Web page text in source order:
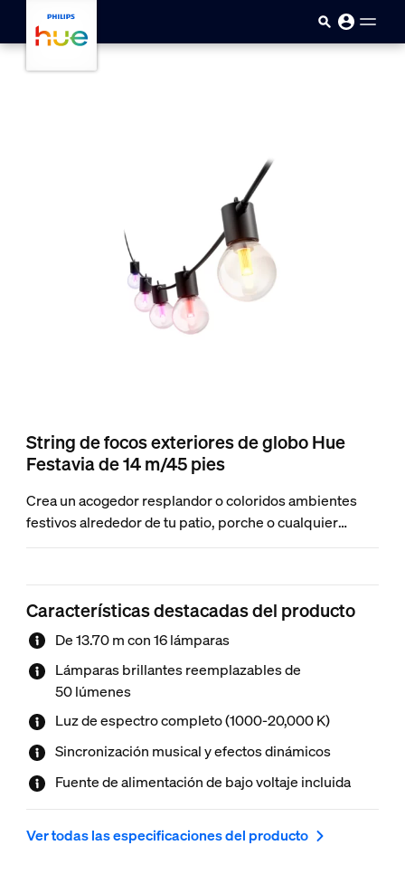
Saltar al contenido principal
String de focos exteriores de globo Hue
Festavia de 14 m/45 pies
Crea un acogedor resplandor o coloridos ambientes
festivos alrededor de tu patio, porche o cualquier
espacio exterior. Esta string de focos globo a prueba de
saturado o luz blanca, ya sea con un degradado o al
reproducir efectos de luz animados. El sistema seguro
de bajo voltaje permite conectarlas a una toma de
corriente existente mediante la fuente de alimentación
incluida.
Características destacadas del producto
De 13.70 m con 16 lámparas
Lámparas brillantes reemplazables de
50 lúmenes
Luz de espectro completo (1000-20,000 K)
Sincronización musical y efectos dinámicos
Fuente de alimentación de bajo voltaje incluida
Ver todas las especificaciones del producto